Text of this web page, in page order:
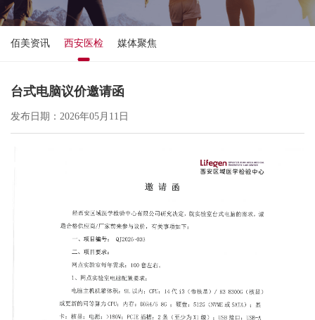
佰美资讯 西安医检 媒体聚焦
台式电脑议价邀请函
发布日期：2026年05月11日